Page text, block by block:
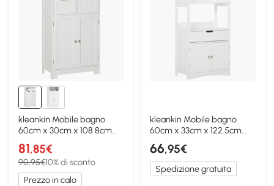
kleankin Mobile bagno
60cm x 30cm x 108.8cm
Bianco
81,85€
90,95€10% di sconto
Prezzo in calo
kleankin Mobile bagno
60cm x 33cm x 122.5cm
Bianco
66,95€
Spedizione gratuita